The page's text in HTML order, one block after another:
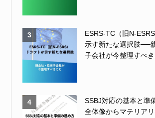
3
ESRS-TC（旧N-
示す新たな選択肢──
子会社が今整理すべき
4
SSBJ対応の基本と準
全体像からマテリア